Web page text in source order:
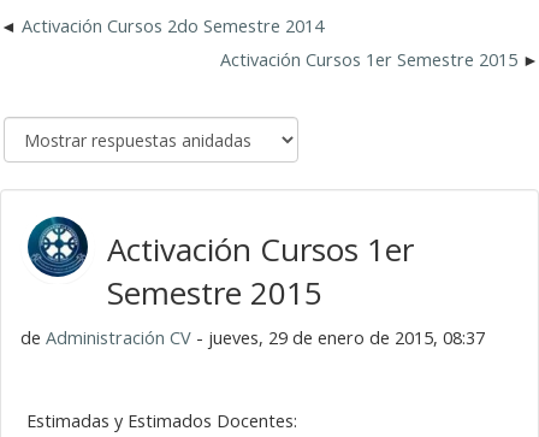
Activación Cursos 2do Semestre 2014
Activación Cursos 1er Semestre 2015
Activación Cursos 1er
Semestre 2015
de Administración CV - jueves, 29 de enero de 2015, 08:37
Estimadas y Estimados Docentes: